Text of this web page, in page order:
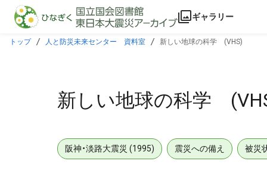
本文に飛ぶ
ギャラリー
トップ 人と防災未来センター 資料室 新しい地球の科学 (VHS)
新しい地球の科学
阪神・淡路大震災 (1995) 震災への備え 被災